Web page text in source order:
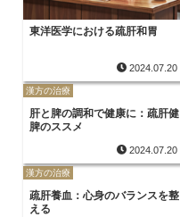
東洋医学における疏肝和胃
2024.07.20
漢方の治療
肝と脾の調和で健康に：疏肝健
脾のススメ
2024.07.20
漢方の治療
疏肝養血：心身のバランスを整
える